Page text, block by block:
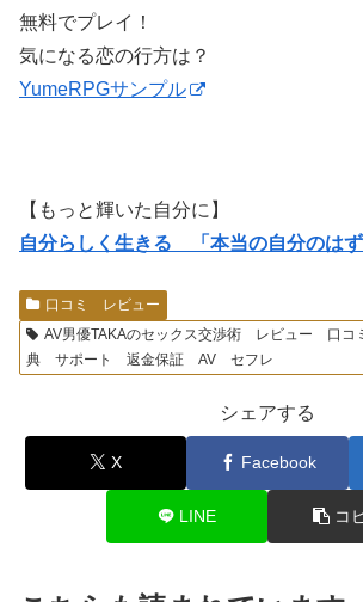
無料でプレイ！
気になる恋の行方は？
YumeRPGサンプル
【もっと輝いた自分に】
自分らしく生きる 「本当の自分のはず
口コミ レビュー
AV男優TAKAのセックス交渉術 レビュー
典 サポート 返金保証 AV セフレ
シェアする
X Facebook
LINE コ